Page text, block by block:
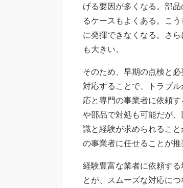
げる要因が多くなる。部
るケースもよくある。こ
に発揮できなくなる。さ
も大きい。
そのため、早期の点検と
対応することで、トラブ
応と専門の事業者に依頼
や部品で対処も可能だが
識と経験が求められるこ
の事業者に任せることが推
経験豊富な業者に依頼す
とが、スムーズな対応に